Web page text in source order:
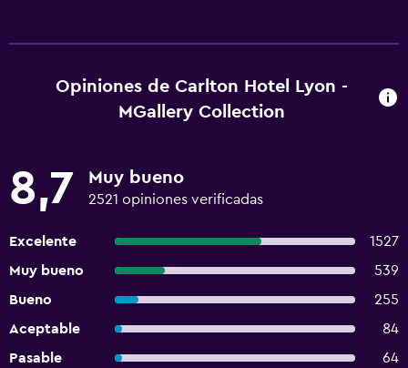
Opiniones de Carlton Hotel Lyon -
MGallery Collection
8,7 Muy bueno
2521 opiniones verificadas
Excelente
1527
Muy bueno
539
Bueno
255
Aceptable
84
Pasable
64